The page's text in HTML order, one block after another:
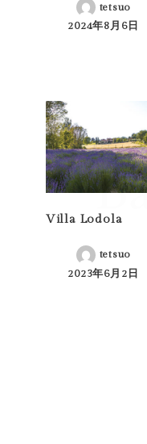
tetsuo
投稿日
2024年8月6日
Villa Lodola
tetsuo
投稿日
2023年6月2日